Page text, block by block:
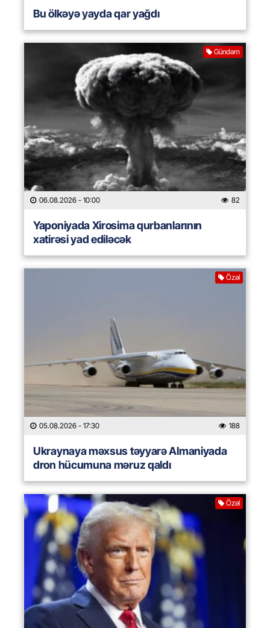
Bu ölkəyə yayda qar yağdı
Gündəm
06.08.2026 - 10:00 82
Yaponiyada Xirosima qurbanlarının
xatirəsi yad ediləcək
Özəl
05.08.2026 - 17:30 188
Ukraynaya məxsus təyyarə Almaniyada
dron hücumuna məruz qaldı
Özəl